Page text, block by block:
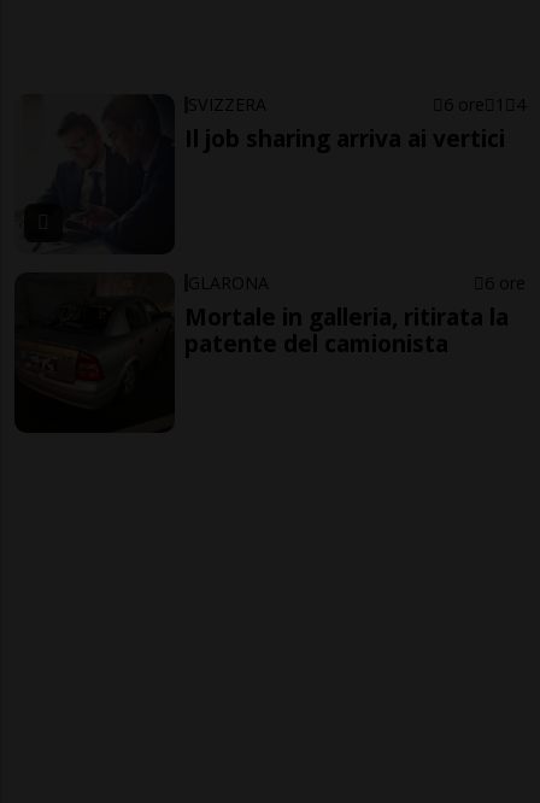
SVIZZERA 6 ore 1 4
Il job sharing arriva ai vertici
GLARONA 6 ore
Mortale in galleria, ritirata la
patente del camionista